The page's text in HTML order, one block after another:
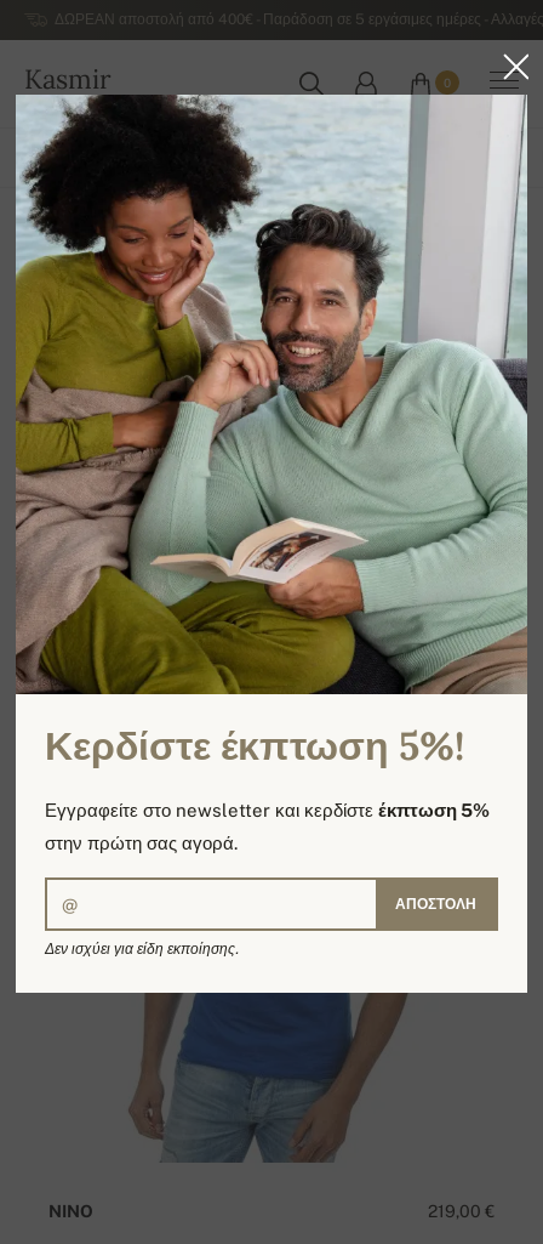
ΔΩΡΕΑΝ αποστολή από 400€ - Παράδοση σε 5 εργάσιμες ημέρες -
Kasmir
ΕΛΛΆΔΑ
0
Ανδρικό Duvet
12 Ταξινόμηση κατά Φίλτρο
ΌΛΑ ΤΑ ΠΡΟΪΌΝΤΑ ΆΝΟΙΞΗ / ΚΑΛΟΚΑΊΡΙ ΑΠΟΚΛΕΙΣΤΙΚΉ 2026
245,00 €
LILIAN
219,00 €
NINO
Κερδίστε έκπτωση 5%!
Εγγραφείτε στο newsletter και κερδίστεέκπτωση 5%
στην πρώτη σας αγορά.
ΑΠΟΣΤΟΛΉ
Δεν ισχύει για είδη εκποίησης.